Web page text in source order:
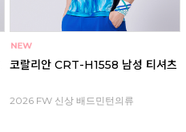
코랄리안 CRT-H1558 남성 티셔츠
2026 FW 신상 배드민턴의류